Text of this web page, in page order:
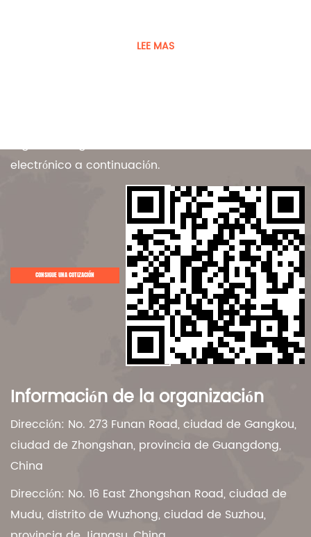
LEE MAS
electrónico a continuación.
CONSIGUE UNA COTIZACIÓN
Información de la organización
Dirección: No. 273 Funan Road, ciudad de Gangkou,
ciudad de Zhongshan, provincia de Guangdong,
China
Dirección: No. 16 East Zhongshan Road, ciudad de
Mudu, distrito de Wuzhong, ciudad de Suzhou,